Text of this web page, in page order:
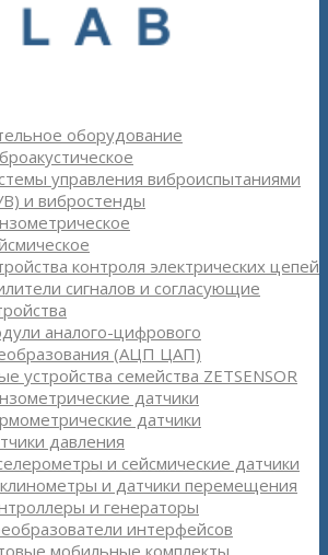
оборудование
управления виброиспытаниями
и вибростенды
контроля электрических цепей
сигналов и согласующие
аналого-цифрового
(АЦП ЦАП)
устройства семейства ZETSENSOR
датчики
датчики
давления
и сейсмические датчики
и датчики перемещения
и генераторы
интерфейсов
мобильные комплекты